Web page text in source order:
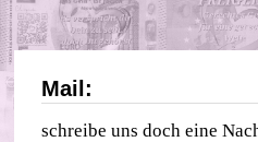
Mail:
schreibe uns doch eine